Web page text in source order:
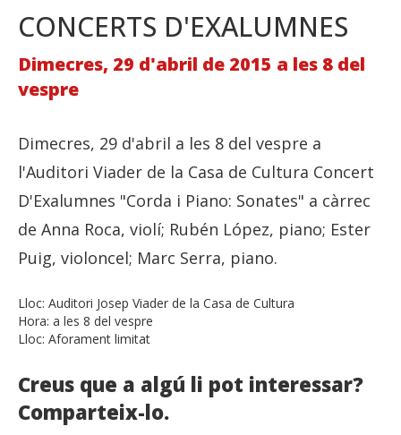
CONCERTS D'EXALUMNES
Dimecres, 29 d'abril de 2015 a les 8 del
vespre
Dimecres, 29 d'abril a les 8 del vespre a
l'Auditori Viader de la Casa de Cultura Concert
D'Exalumnes "Corda i Piano: Sonates" a càrrec
de Anna Roca, violí; Rubén López, piano; Ester
Puig, violoncel; Marc Serra, piano.
Lloc: Auditori Josep Viader de la Casa de Cultura
Hora: a les 8 del vespre
Lloc: Aforament limitat
Creus que a algú li pot interessar?
Comparteix-lo.